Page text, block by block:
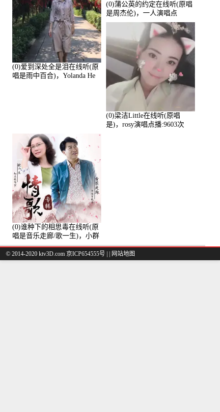
(0)爱到深处全是泪在线听(原
唱是雨中百合)，Yolanda He
(0)蒲公英的约定在线听(原唱
是周杰伦)，一人演唱点
播:10765次
(0)梁洁Little在线听(原唱
是)，rosy演唱点播:9603次
(0)谁种下的相思毒在线听(原
唱是音乐走廊/歌一生)，小群
演唱点播:8975次
© 2014-2020 ktv3D.com 京ICP654555号 | 网站地图